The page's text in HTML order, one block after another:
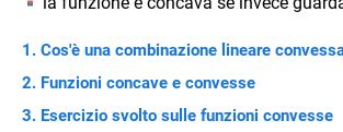
Cos'è una combinazione lineare
Funzioni concave e convesse
Esercizio svolto sulle funzioni convesse